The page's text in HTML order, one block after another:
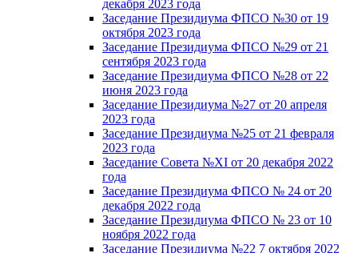
декабря 2023 года
Заседание Президиума ФПСО №30 от 19
октября 2023 года
Заседание Президиума ФПСО №29 от 21
сентября 2023 года
Заседание Президиума ФПСО №28 от 22
июня 2023 года
Заседание Президиума №27 от 20 апреля
2023 года
Заседание Президиума №25 от 21 февраля
2023 года
Заседание Совета №XI от 20 декабря 2022
года
Заседание Президиума ФПСО № 24 от 20
декабря 2022 года
Заседание Президиума ФПСО № 23 от 10
ноября 2022 года
Заседание Президиума №22 7 октября 2022